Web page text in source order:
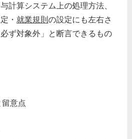
計算システム上の処理方法、
・ 就業規則の設定にも左右さ
ず対象外」と断言できるもの
意点